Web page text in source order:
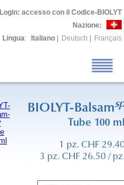
Login: accesso con il Codice-BIOLYT
Nazione:
Lingua: Italiano Deutsch Français
BIOLYT-Balsam
Tube 100
1 pz. CHF
3 pz. CHF 26.50 /